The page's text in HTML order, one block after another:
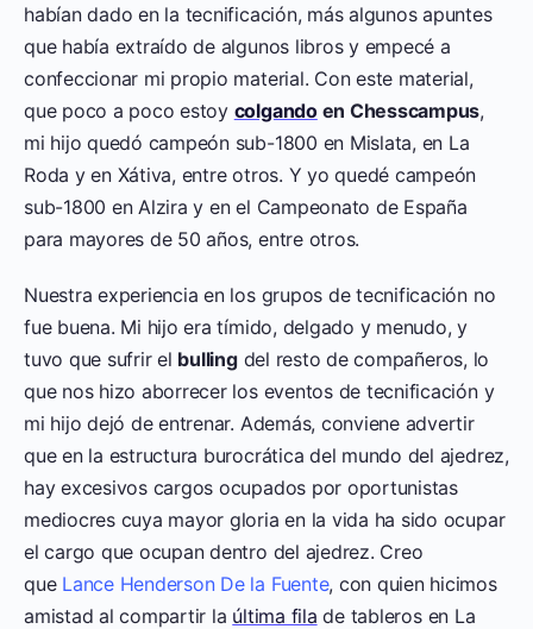
habían dado en la tecnificación, más algunos apuntes
que había extraído de algunos libros y empecé a
confeccionar mi propio material. Con este material,
que poco a poco estoy colgandoen Chesscampus,
mi hijo quedó campeón sub-1800 en Mislata, en La
Roda y en Xátiva, entre otros. Y yo quedé campeón
sub-1800 en Alzira y en el Campeonato de España
para mayores de 50 años, entre otros.
Nuestra experiencia en los grupos de tecnificación no
fue buena. Mi hijo era tímido, delgado y menudo, y
tuvo que sufrir el bullingdel resto de compañeros, lo
que nos hizo aborrecer los eventos de tecnificación y
mi hijo dejó de entrenar. Además, conviene advertir
que en la estructura burocrática del mundo del ajedrez,
hay excesivos cargos ocupados por oportunistas
mediocres cuya mayor gloria en la vida ha sido ocupar
el cargo que ocupan dentro del ajedrez. Creo
que Lance Henderson De la Fuente, con quien hicimos
amistad al compartir la última fila de tableros en La